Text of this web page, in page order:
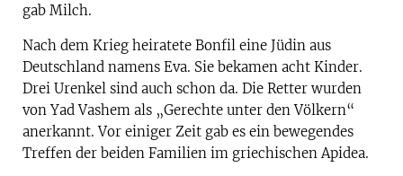
gab Milch.
Nach dem Krieg heiratete Bonfil eine Jüdin aus
Deutschland namens Eva. Sie bekamen acht Kinder.
Drei Urenkel sind auch schon da. Die Retter wurden
von Yad Vashem als „Gerechte unter den Völkern“
anerkannt. Vor einiger Zeit gab es ein bewegendes
Treffen der beiden Familien im griechischen Apidea.